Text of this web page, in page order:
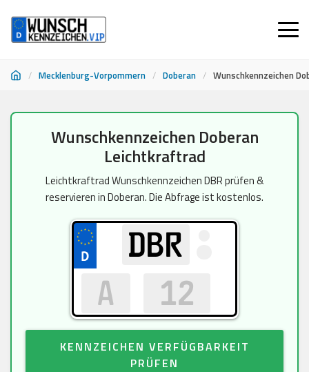
/ Mecklenburg-Vorpommern / Doberan / Wunschkennzeichen
Wunschkennzeichen Doberan
Leichtkraftrad
Leichtkraftrad Wunschkennzeichen DBR prüfen &
reservieren in Doberan. Die Abfrage ist kostenlos.
KENNZEICHEN VERFÜGBARKEIT
PRÜFEN